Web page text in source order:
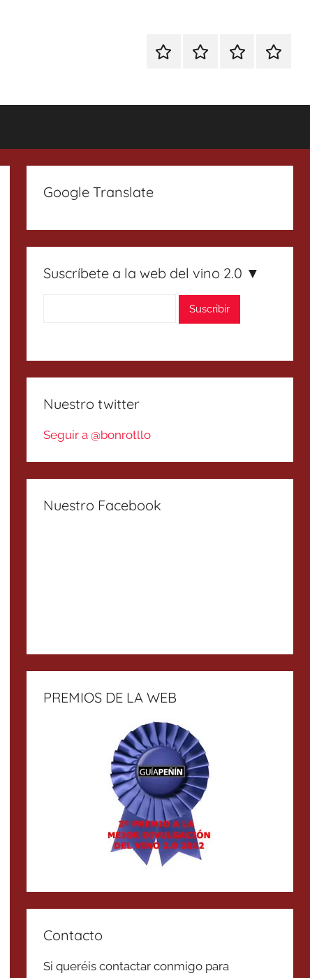
EspecialEnoturismoRanking
Google Translate
Suscríbete a la web del vino 2.0 ▼
Nuestro twitter
Seguir a @bonrotllo
Nuestro Facebook
PREMIOS DE LA WEB
Contacto
Si queréis contactar conmigo para